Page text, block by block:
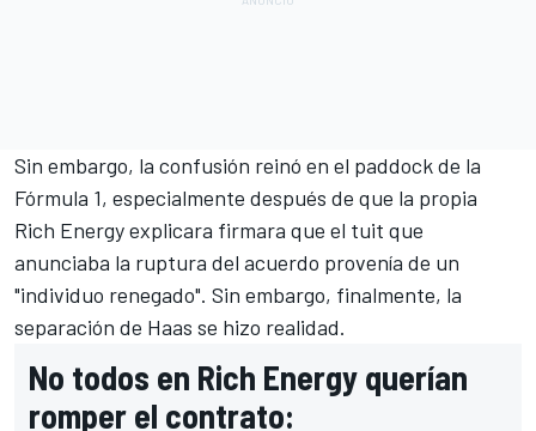
Sin embargo, la confusión reinó en el paddock de la
Fórmula 1, especialmente después de que la propia
Rich Energy explicara firmara que el tuit que
anunciaba la ruptura del acuerdo provenía de un
"individuo renegado". Sin embargo, finalmente, la
separación de Haas se hizo realidad.
No todos en Rich Energy querían
romper el contrato: